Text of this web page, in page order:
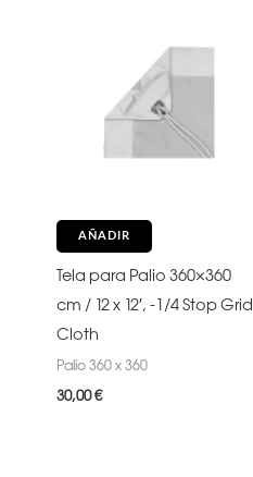
AÑADIR
Tela para Palio 360×360
cm / 12 x 12′, -1/4 Stop Grid
Cloth
Palio 360 x 360
30,00€